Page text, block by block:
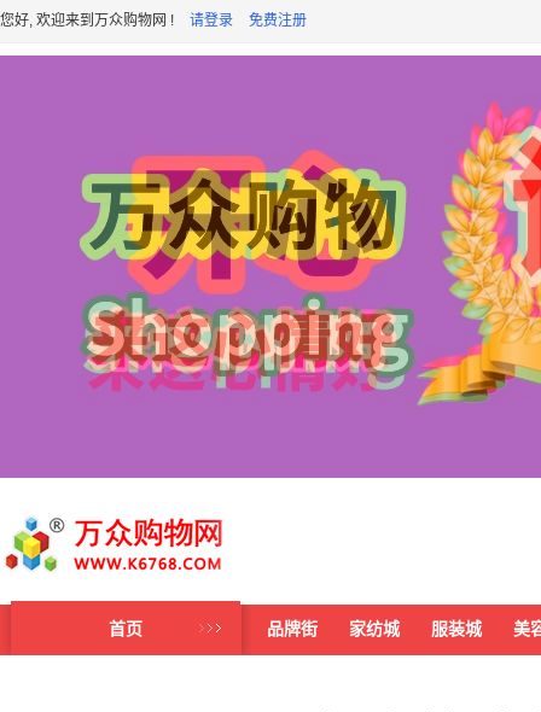
您好, 欢迎来到万众购物网 ! 请登录 免费注册
首页 品牌街 家纺城 服装城 美